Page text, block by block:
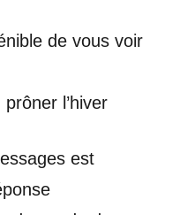
de vous voir
l’hiver
est